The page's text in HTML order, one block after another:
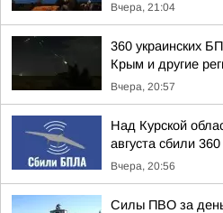
Вчера, 21:04
360 украинских
Крым и другие
Вчера, 20:57
Над Курской
августа сбили
Вчера, 20:56
Силы ПВО за день